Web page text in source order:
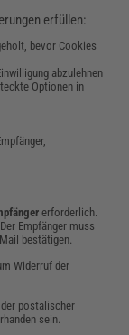
erfüllen:
bevor Cookies
abzulehnen
Optionen in
erforderlich.
Empfänger muss
bestätigen.
Widerruf der
postalischer
sein.